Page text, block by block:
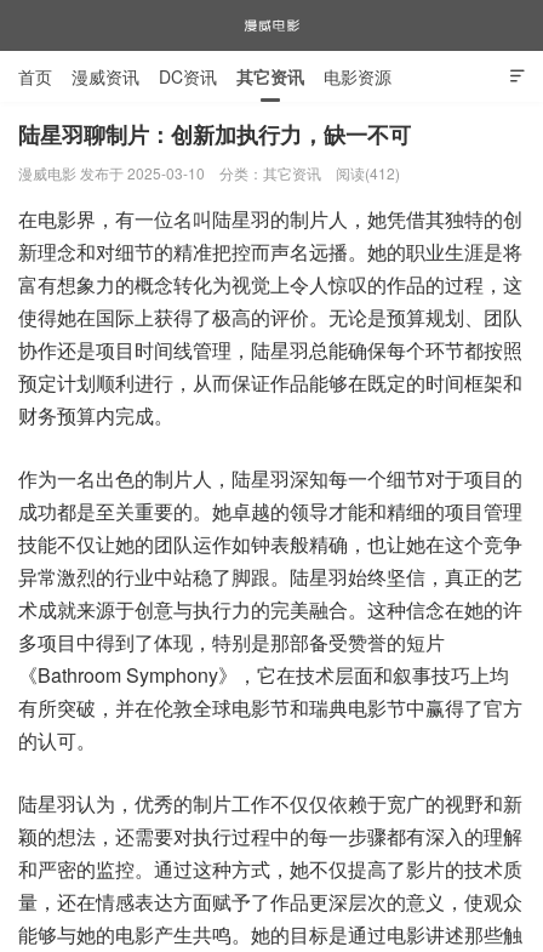

首页 漫威资讯 DC资讯 其它资讯 电影资源
电视剧资源 漫威图片
陆星羽聊制片：创新加执行力，缺一不可
漫威电影 发布于 2025-03-10 分类： 其它资讯 阅读(412)
在电影界，有一位名叫陆星羽的制片人，她凭借其独特的创
新理念和对细节的精准把控而声名远播。她的职业生涯是将
富有想象力的概念转化为视觉上令人惊叹的作品的过程，这
使得她在国际上获得了极高的评价。无论是预算规划、团队
协作还是项目时间线管理，陆星羽总能确保每个环节都按照
预定计划顺利进行，从而保证作品能够在既定的时间框架和
财务预算内完成。
作为一名出色的制片人，陆星羽深知每一个细节对于项目的
成功都是至关重要的。她卓越的领导才能和精细的项目管理
技能不仅让她的团队运作如钟表般精确，也让她在这个竞争
异常激烈的行业中站稳了脚跟。陆星羽始终坚信，真正的艺
术成就来源于创意与执行力的完美融合。这种信念在她的许
多项目中得到了体现，特别是那部备受赞誉的短片
《Bathroom Symphony》，它在技术层面和叙事技巧上均
有所突破，并在伦敦全球电影节和瑞典电影节中赢得了官方
的认可。
陆星羽认为，优秀的制片工作不仅仅依赖于宽广的视野和新
颖的想法，还需要对执行过程中的每一步骤都有深入的理解
和严密的监控。通过这种方式，她不仅提高了影片的技术质
量，还在情感表达方面赋予了作品更深层次的意义，使观众
能够与她的电影产生共鸣。她的目标是通过电影讲述那些触